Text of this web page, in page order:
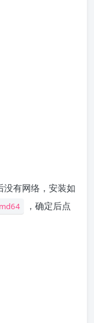
没有网络，安装如
，确定后点